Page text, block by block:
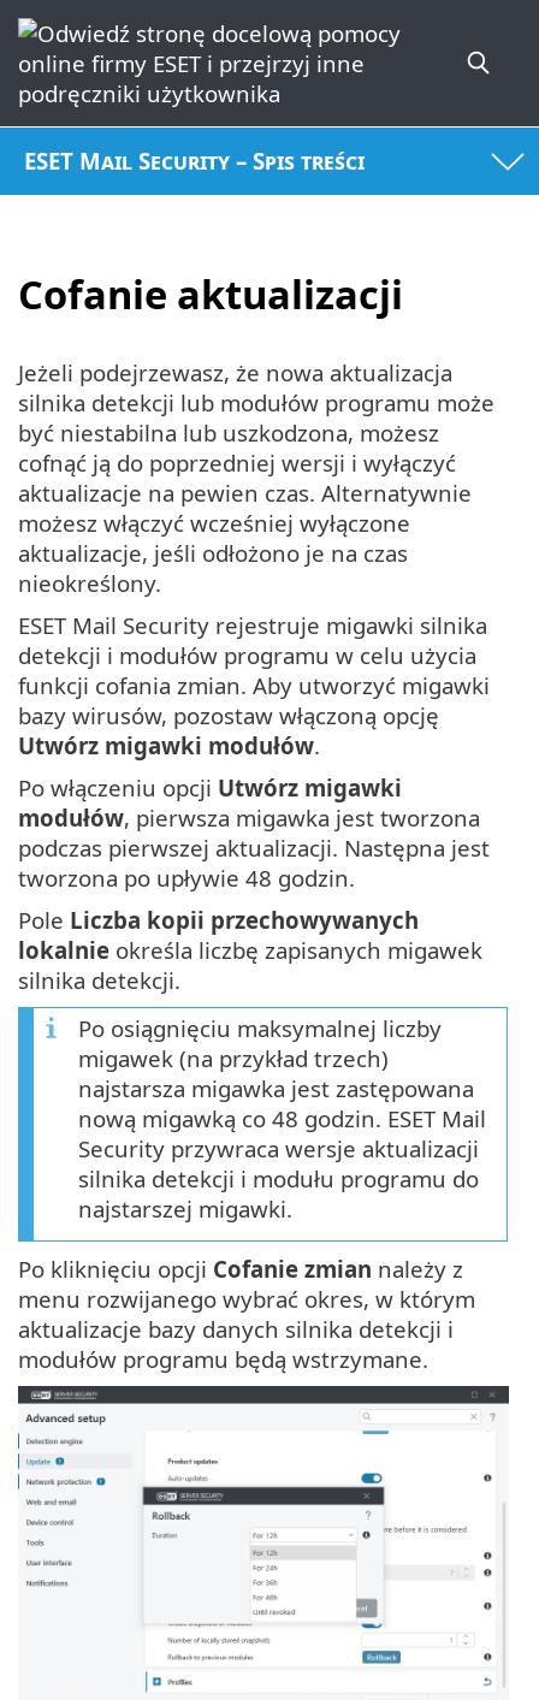
ESET Mail Security – Spis treści
Cofanie aktualizacji
Jeżeli podejrzewasz, że nowa aktualizacja
silnika detekcji lub modułów programu może
być niestabilna lub uszkodzona, możesz
cofnąć ją do poprzedniej wersji i wyłączyć
aktualizacje na pewien czas. Alternatywnie
możesz włączyć wcześniej wyłączone
aktualizacje, jeśli odłożono je na czas
nieokreślony.
ESET Mail Security rejestruje migawki silnika
detekcji i modułów programu w celu użycia
funkcji cofania zmian. Aby utworzyć migawki
bazy wirusów, pozostaw włączoną opcję
Utwórz migawki modułów.
Po włączeniu opcji Utwórz migawki
modułów, pierwsza migawka jest tworzona
podczas pierwszej aktualizacji. Następna jest
tworzona po upływie 48 godzin.
Pole Liczba kopii przechowywanych
lokalnie określa liczbę zapisanych migawek
silnika detekcji.
Po osiągnięciu maksymalnej liczby
migawek (na przykład trzech)
najstarsza migawka jest zastępowana
nową migawką co 48 godzin. ESET Mail
Security przywraca wersje aktualizacji
silnika detekcji i modułu programu do
najstarszej migawki.
Po kliknięciu opcji Cofanie zmian należy z
menu rozwijanego wybrać okres, w którym
aktualizacje bazy danych silnika detekcji i
modułów programu będą wstrzymane.